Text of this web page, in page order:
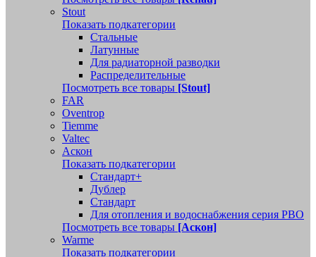
Stout
Показать подкатегории
Стальные
Латунные
Для радиаторной разводки
Распределительные
Посмотреть все товары [Stout]
FAR
Oventrop
Tiemme
Valtec
Аскон
Показать подкатегории
Стандарт+
Дублер
Стандарт
Для отопления и водоснабжения серия РВО
Посмотреть все товары [Аскон]
Warme
Показать подкатегории